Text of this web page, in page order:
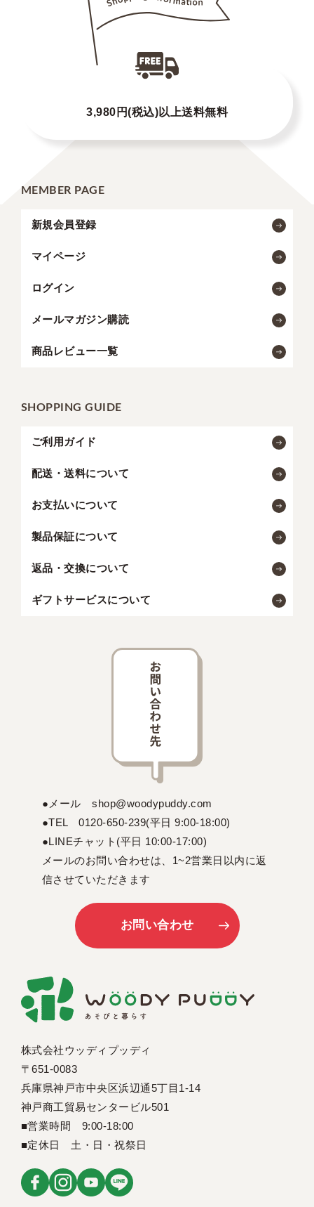
3,980円(税込)以上送料無料
MEMBER PAGE
新規会員登録
マイページ
ログイン
メールマガジン購読
商品レビュー一覧
SHOPPING GUIDE
ご利用ガイド
配送・送料について
お支払いについて
製品保証について
返品・交換について
ギフトサービスについて
株式会社ウッディプッディ
〒651-0083
兵庫県神戸市中央区浜辺通5丁目1-14
神戸商工貿易センタービル501
■営業時間 9:00-18:00
■定休日 土・日・祝祭日
●メール shop@woodypuddy.com
●TEL 0120-650-239(平日 9:00-18:00)
●LINEチャット(平日 10:00-17:00)
メールのお問い合わせは、1~2営業日以内に返
信させていただきます
お問い合わせ